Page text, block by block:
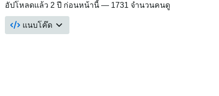
อัปโหลดแล้ว 2 ปี ก่อนหน้านี้ — 1731 จำนวนคนดู
แนบโค๊ด